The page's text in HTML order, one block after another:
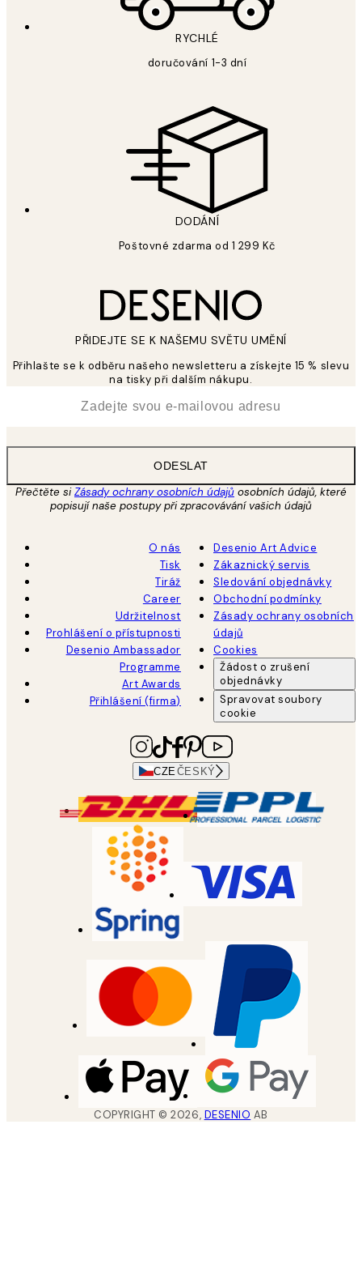
RYCHLÉ
doručování 1-3 dní
DODÁNÍ
Poštovné zdarma od 1 299 Kč
PŘIDEJTE SE K NAŠEMU SVĚTU UMĚNÍ
Přihlašte se k odběru našeho newsletteru a získejte 15 % slevu
na tisky při dalším nákupu.
ODESLAT
Přečtěte siZásady ochrany osobních údajů osobních údajů, které
popisují naše postupy při zpracovávání vašich údajů
O nás
Tisk
Tiráž
Career
Udržitelnost
Prohlášení o přístupnosti
Desenio Ambassador
Programme
Art Awards
Přihlášení (firma)
Desenio Art Advice
Zákaznický servis
Sledování objednávky
Obchodní podmínky
Zásady ochrany osobních
údajů
Cookies
Žádost o zrušení
objednávky
Spravovat soubory
cookie
CZE ČESKÝ
COPYRIGHT ©2026, DESENIO AB